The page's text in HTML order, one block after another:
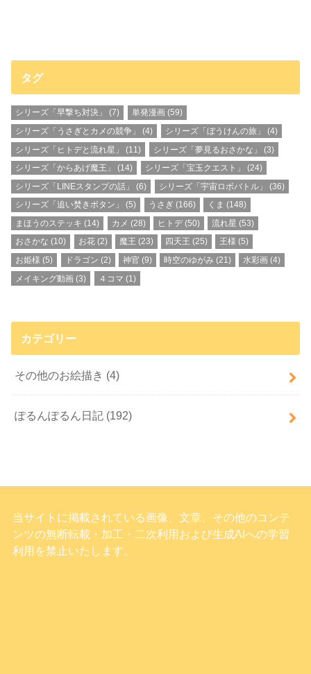
タグ
シリーズ「早撃ち対決」 (7) 単発漫画(59)
シリーズ「うさぎとカメの競争」
(4) シリーズ「ぼうけんの旅」
(4)
シリーズ「ヒトデと流れ星」
(11) シリーズ「夢見るおさかな」
(3)
シリーズ「からあげ魔王」
(14) シリーズ「宝玉クエスト」
(24)
シリーズ「LINEスタンプの話」
(6) シリーズ「宇宙ロボバトル」
(36)
シリーズ「追い焚きボタン」
(5) うさぎ (166) くま (148)
まほうのステッキ (14) カメ (28) ヒトデ(50) 流れ星 (53)
おさかな (10) お花(2) 魔王 (23) 四天王 (25) 王様 (5)
お姫様 (5) ドラゴン (2) 神官 (9) 時空のゆがみ (21) 水彩画 (4)
メイキング動画 (3) ４コマ (1)
カテゴリー
その他のお絵描き (4)
ぽるんぽるん日記 (192)
当サイトに掲載されている画像、文章、その他のコンテ
ンツの無断転載・加工・二次利用および生成AIへの学習
利用を禁止いたします。